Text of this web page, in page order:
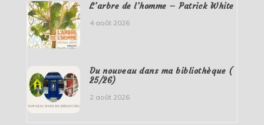
L’arbre de l’homme – Patrick White
4 août 2026
Du nouveau dans ma bibliothèque (
25/26)
2 août 2026